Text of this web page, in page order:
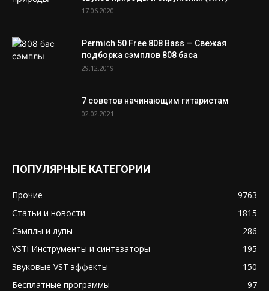
17.06.2020
Permich 50 Free 808 Bass — Свежая
подборка сэмплов 808 баса
29.12.2019
7 советов начинающим гитаристам
02.02.2021
ПОПУЛЯРНЫЕ КАТЕГОРИИ
Прочие
9763
Статьи и новости
1815
Сэмплы и лупы
286
VSTi Инструменты и синтезаторы
195
Звуковые VST эффекты
150
Бесплатные программы
97